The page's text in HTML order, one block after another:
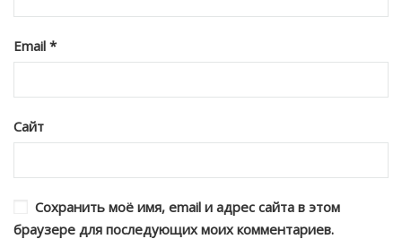
Email *
Сайт
Сохранить моё имя, email и адрес сайта в этом
браузере для последующих моих комментариев.